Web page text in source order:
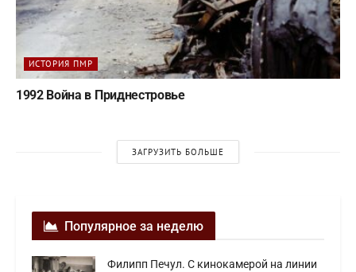
ИСТОРИЯ ПМР
1992 Война в Приднестровье
ЗАГРУЗИТЬ БОЛЬШЕ
Популярное за неделю
Филипп Печул. С кинокамерой на линии